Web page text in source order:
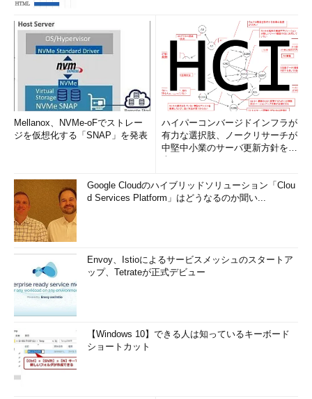
アップグレードの予約後、アップグレードしたくなくなった場
合は、まずアップグレード予約をキャンセルする。そのためには
「Windows 10を入手する」アプリを開いて「予約の取り消し」
を実行し、システムを再起動しておく。以下のTIPSを参照のこ
TIPS「Windows 10へのアップグレード予約を取り消す」
アップグレードが可能な場合の画面例
アップグレードの準備が完了している場合、「Windows 10
を入手する」アプリのアイコンをクリックすると、このよう
ws Updateを適用して最新版に更新すること）。これはアッ
プグレードの許可待ちの状態である。
（1）
無償アップグレードの期限。
（2）今すぐアップグレードしたい場合はこれをクリック
する。
Mellanox、NVMe-oFでストレー
ジを仮想化する「SNAP」を発表
ハイパーコンバージドインフラが
有力な選択肢、ノークリサーチが
中堅中小業のサーバ更新方針を調
Google Cloudのハイブリッドソリューション「Clou
d Services Platform」はどうなるのか聞い...
Envoy、Istioによるサービスメッシュのスタートア
ップ、Tetrateが正式デビュー
【Windows 10】できる人は知っているキーボード
ショートカット